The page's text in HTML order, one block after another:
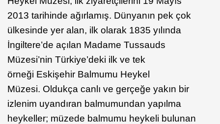
2013 tarihinde ağırlamış. Dünyanın pek çok
ülkesinde yer alan, ilk olarak 1835 yılında
İngiltere’de açılan Madame Tussauds
Müzesi’nin Türkiye’deki ilk ve tek
örneği Eskişehir Balmumu Heykel
Müzesi. Oldukça canlı ve gerçeğe yakın bir
izlenim uyandıran balmumundan yapılma
heykeller; müzede balmumu heykeli bulunan